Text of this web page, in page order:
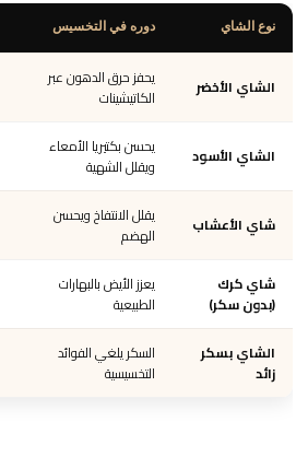
نوع الشاي دوره في التخسيس
الشاي الأخضر
يحفز حرق الدهون عبر
الكاتيشينات
الشاي الأسود
يحسن بكتيريا الأمعاء
ويقلل الشهية
شاي الأعشاب
يقلل الانتفاخ ويحسن
الهضم
شاي كرك
(بدون سكر)
يعزز الأيض بالبهارات
الطبيعية
الشاي بسكر
زائد
السكر يلغي الفوائد
التخسيسية